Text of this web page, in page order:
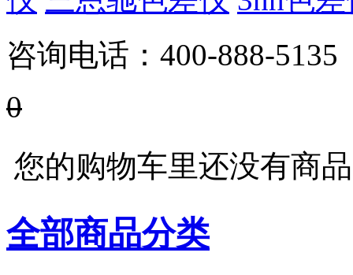
咨询电话： 400-888-5135
0
您的购物车里还没有商
全部商品分类